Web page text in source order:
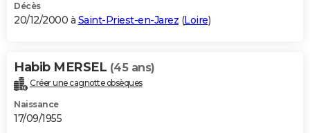
Décès
20/12/2000 à Saint-Priest-en-Jarez (Loire)
Habib MERSEL (45 ans)
Créer une cagnotte obsèques
Naissance
17/09/1955